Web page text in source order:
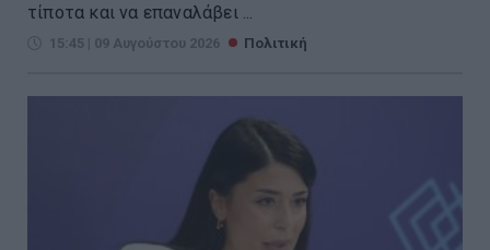
τίποτα και να επαναλάβει ...
15:45 | 09 Αυγούστου 2026 Πολιτική